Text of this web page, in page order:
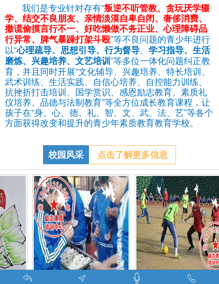
我们是专业针对存有“叛逆不听管教、 贪玩厌学辍
学、结交不良朋友、亲情淡漠自卑自闭、奢侈消费、
撒谎偷摸言行不一、好吃懒做不务正业、心理障碍品
行异常、脾气暴躁打架斗殴”等不良问题的青少年进行
以“心理疏导、思想引导、行为督导、 学习指导、生活
磨炼、兴趣培养、文艺培训”等多位一体化问题纠正教
育，并且同时开展“文化辅导、兴趣培养、特长培训、
武术训练、生活实践、自信心培养、自控能力训练、
抗挫折打击培训、国学赏识、感恩励志教育、素质礼
仪培养、品德与法制教育”等全方位成长教育课程，让
孩子在“身、心、德、礼、智、文、武、法、艺”等各个
方面获得改变和提升的青少年素质教育教育学校。
校园风采 点击了解更多信息